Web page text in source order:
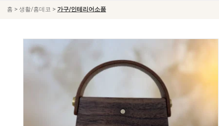
홈 > 생활/홈데코 > 가구/인테리어소품